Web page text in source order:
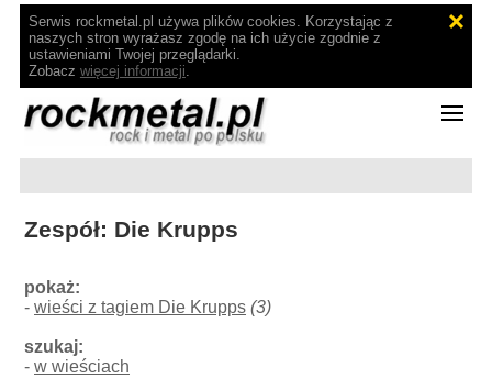
Serwis rockmetal.pl używa plików cookies. Korzystając z
naszych stron wyrażasz zgodę na ich użycie zgodnie z
ustawieniami Twojej przeglądarki.
Zobacz więcej informacji.
Zespół: Die Krupps
pokaż:
-wieści z tagiem Die Krupps (3)
szukaj:
-w wieściach